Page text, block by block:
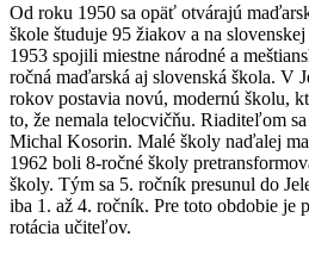
Od roku 1950 sa opäť otvárajú
škole študuje 95 žiakov a na
1953 spojili miestne národné a
ročná maďarská aj slovenská škola. V
rokov postavia novú, modernú školu,
to, že nemala telocvičňu. Riaditeľom
Michal Kosorin. Malé školy naďalej
1962 boli 8-ročné školy
školy. Tým sa 5. ročník presunul do
iba 1. až 4. ročník. Pre toto obdobie je
rotácia učiteľov.